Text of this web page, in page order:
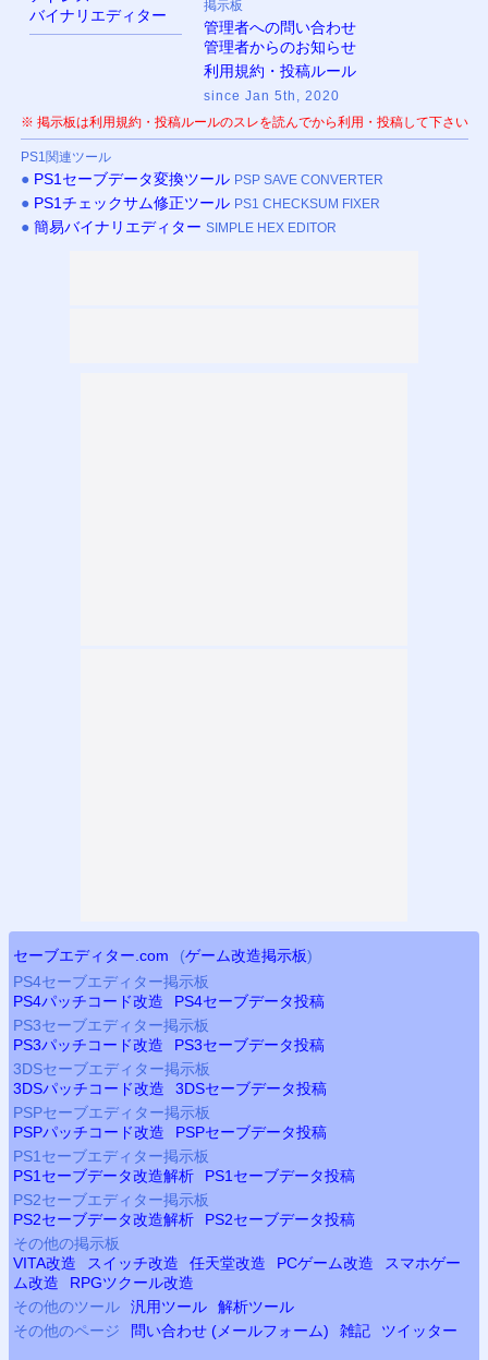
バイナリエディター
掲示板
管理者への問い合わせ
管理者からのお知らせ
利用規約・投稿ルール
since Jan 5th, 2020
※ 掲示板は利用規約・投稿ルールのスレを読んでから利用・投稿して下さい
PS1関連ツール
● PS1セーブデータ変換ツール PSP SAVE CONVERTER
● PS1チェックサム修正ツール PS1 CHECKSUM FIXER
● 簡易バイナリエディター SIMPLE HEX EDITOR
セーブエディター.com (ゲーム改造掲示板)
PS4セーブエディター掲示板
PS4パッチコード改造 PS4セーブデータ投稿
PS3セーブエディター掲示板
PS3パッチコード改造 PS3セーブデータ投稿
3DSセーブエディター掲示板
3DSパッチコード改造
3DSセーブデータ投稿
PSPセーブエディター掲示板
PSPパッチコード改造 PSPセーブデータ投稿
PS1セーブエディター掲示板
PS1セーブデータ改造解析 PS1セーブデータ投稿
PS2セーブエディター掲示板
PS2セーブデータ改造解析 PS2セーブデータ投稿
その他の掲示板
VITA改造
スイッチ改造 任天堂改造 PCゲーム改造
スマホゲー
ム改造
RPGツクール改造
その他のツール
汎用ツール
解析ツール
その他のページ
問い合わせ (メールフォーム) 雑記 ツイッター